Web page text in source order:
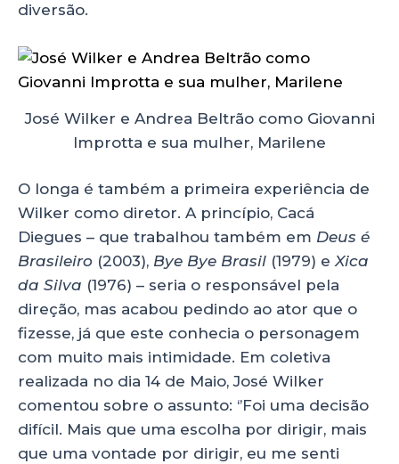
diversão.
José Wilker e Andrea Beltrão como Giovanni
Improtta e sua mulher, Marilene
O longa é também a primeira experiência de
Wilker como diretor. A princípio, Cacá
Diegues – que trabalhou também em Deus é
Brasileiro (2003), Bye Bye Brasil (1979) eXica
da Silva (1976) – seria o responsável pela
direção, mas acabou pedindo ao ator que o
fizesse, já que este conhecia o personagem
com muito mais intimidade. Em coletiva
realizada no dia 14 de Maio, José Wilker
comentou sobre o assunto: ‘’Foi uma decisão
difícil. Mais que uma escolha por dirigir, mais
que uma vontade por dirigir, eu me senti